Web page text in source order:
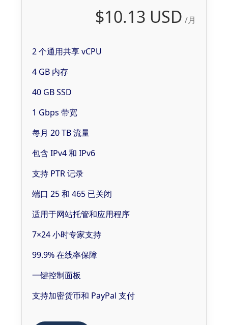
$10.13 USD /月
2 个通用共享 vCPU
4 GB 内存
40 GB SSD
1 Gbps 带宽
每月 20 TB 流量
包含 IPv4 和 IPv6
支持 PTR 记录
端口 25 和 465 已关闭
适用于网站托管和应用程序
7×24 小时专家支持
99.9% 在线率保障
一键控制面板
支持加密货币和 PayPal 支付